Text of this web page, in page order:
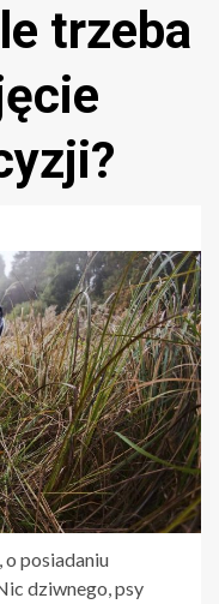
trzeba
o posiadaniu
dziwnego, psy